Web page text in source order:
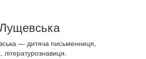
— дитяча письменниця,
літературознавиця.